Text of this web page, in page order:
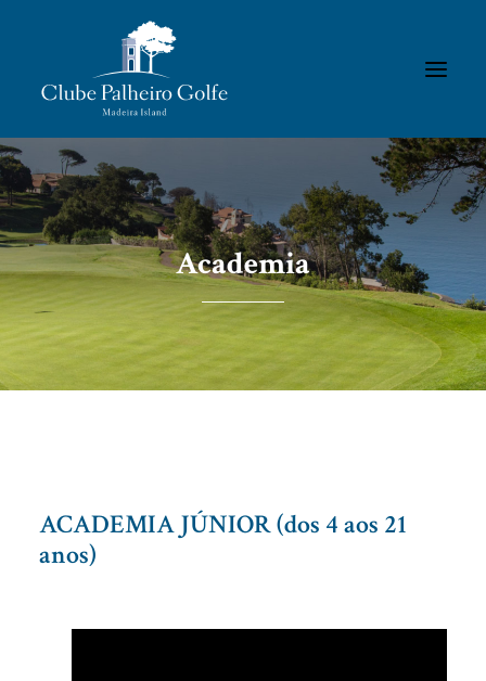
INÍCIO
O CLUBE
ACADEMIA
ASSOCIADOS / RESULTADOS
TORNEIOS
GALERIAS
NOTÍCIAS
Academia
ACADEMIA JÚNIOR (dos 4 aos 21
anos)